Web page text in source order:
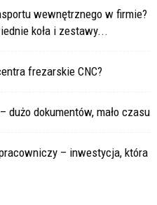
wewnętrznego w firmie?
koła i zestawy...
frezarskie CNC?
dokumentów, mało czasu
– inwestycja, która